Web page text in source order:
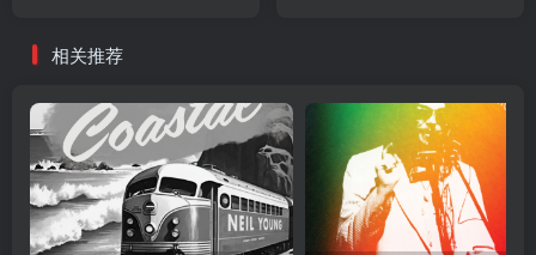
相关推荐